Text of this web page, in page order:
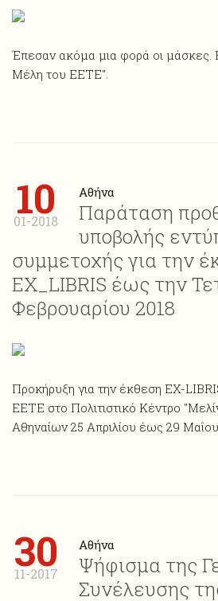
Έπεσαν ακόμα μια φορά οι μάσκες.
Μέλη του ΕΕΤΕ".
10
01-2018
Αθήνα
Παράταση
υποβολής
συμμετοχής για την
ΕΧ_LIBRIS έως την
Φεβρουαρίου 2018
Προκήρυξη για την έκθεση ΕΧ-
ΕΕΤΕ στο Πολιτιστικό Κέντρο
Αθηναίων 25 Απριλίου έως 29
30
11-2017
Αθήνα
Ψήφισμα της
Συνέλευσης